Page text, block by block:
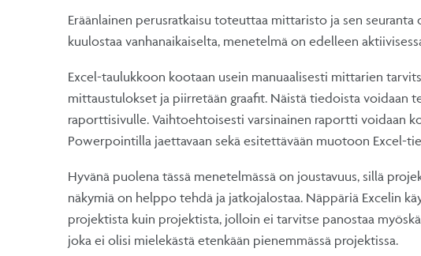
Eräänlainen perusratkaisu toteuttaa mittaristo ja sen seuranta
kuulostaa vanhanaikaiselta, menetelmä on edelleen
Excel-taulukkoon kootaan usein manuaalisesti mittarien
mittaustulokset ja piirretään graafit. Näistä tiedoista voidaan
raporttisivulle. Vaihtoehtoisesti varsinainen raportti voidaan
Powerpointilla jaettavaan sekä esitettävään muotoon Excel-
Hyvänä puolena tässä menetelmässä on joustavuus, sillä
näkymiä on helppo tehdä ja jatkojalostaa. Näppäriä Excelin
projektista kuin projektista, jolloin ei tarvitse panostaa
joka ei olisi mielekästä etenkään pienemmässä projektissa.